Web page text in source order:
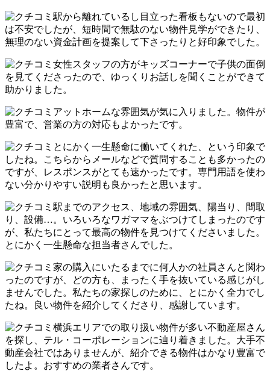
駅から離れているし目立った看板もないので最初
は不安でしたが、短時間で無駄のない物件見学ができたり、
無理のない資金計画を提案して下さったりと好印象でした。
女性スタッフの方がキッズコーナーで子供の面倒
を見てくださったので、ゆっくりお話しを聞くことができて
助かりました。
アットホームな雰囲気が気に入りました。物件が
豊富で、営業の方の対応もよかったです。
とにかく一生懸命に働いてくれた、という印象で
したね。こちらからメールなどで質問することも多かったの
ですが、レスポンスがとても速かったです。専門用語を使わ
ない分かりやすい説明も良かったと思います。
駅までのアクセス、地域の雰囲気、陽当り、間取
り、設備…。いろいろなワガママをぶつけてしまったのです
が、私たちにとって最高の物件を見つけてくださいました。
とにかく一生懸命な担当者さんでした。
家の購入にいたるまでに何人かの社員さんと関わ
ったのですが、どの方も、まったく手を抜いている感じがし
ませんでした。私たちの家探しのために、とにかく全力でし
たね。良い物件を紹介してくださり、感謝しています。
横浜エリアでの取り扱い物件が多い不動産屋さん
を探し、テル・コーポレーションに辿り着きました。大手不
動産会社ではありませんが、紹介できる物件はかなり豊富で
したよ。おすすめの業者さんです。